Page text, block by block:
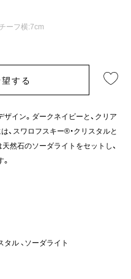
ーフ横:7cm
する
イン。ダークネイビーと、クリア
、スワロフスキー®・クリスタルと
然石のソーダライトをセットし、
ル 、ソーダライト